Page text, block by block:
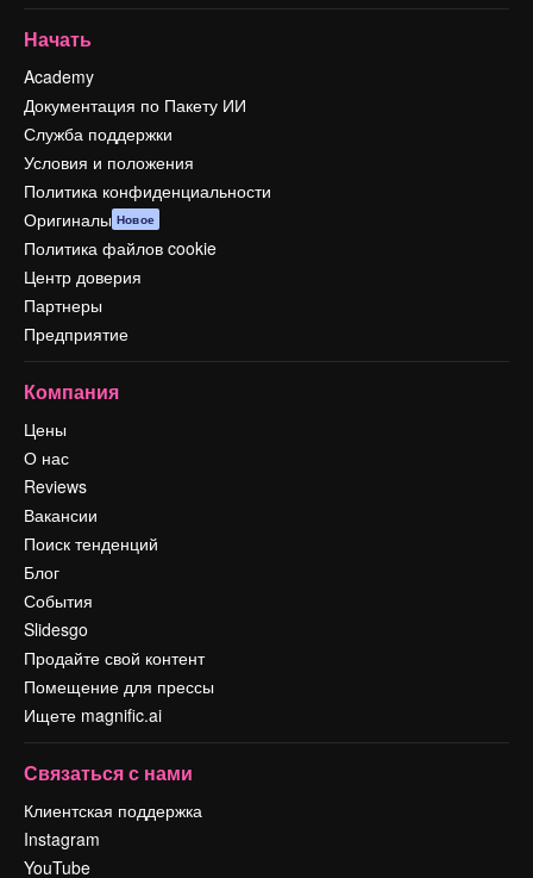
Начать
Academy
Документация по Пакету ИИ
Служба поддержки
Условия и положения
Политика конфиденциальности
Оригиналы Новое
Политика файлов cookie
Центр доверия
Партнеры
Предприятие
Компания
Цены
О нас
Reviews
Вакансии
Поиск тенденций
Блог
События
Slidesgo
Продайте свой контент
Помещение для прессы
Ищете magnific.ai
Связаться с нами
Клиентская поддержка
Instagram
YouTube